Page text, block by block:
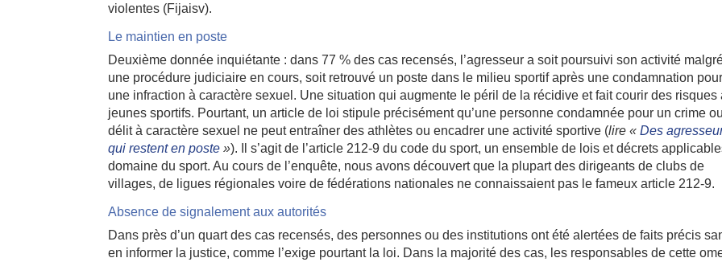
violentes (Fijaisv).
Le maintien en poste
Deuxième donnée inquiétante : dans 77 % des cas recensés, l’agresseur a soit poursuivi son activité
une procédure judiciaire en cours, soit retrouvé un poste dans le milieu sportif après une condamnation pour
une infraction à caractère sexuel. Une situation qui augmente le péril de la récidive et fait courir des risques
jeunes sportifs. Pourtant, un article de loi stipule précisément qu’une personne condamnée pour un crime
délit à caractère sexuel ne peut entraîner des athlètes ou encadrer une activité sportive (lire «Des
qui restent en poste »). Il s’agit de l’article 212-9 du code du sport, un ensemble de lois et décrets
domaine du sport. Au cours de l’enquête, nous avons découvert que la plupart des dirigeants de clubs de
villages, de ligues régionales voire de fédérations nationales ne connaissaient pas le fameux article 212-9.
Absence de signalement aux autorités
Dans près d’un quart des cas recensés, des personnes ou des institutions ont été alertées de faits précis
en informer la justice, comme l’exige pourtant la loi. Dans la majorité des cas, les responsables de cette